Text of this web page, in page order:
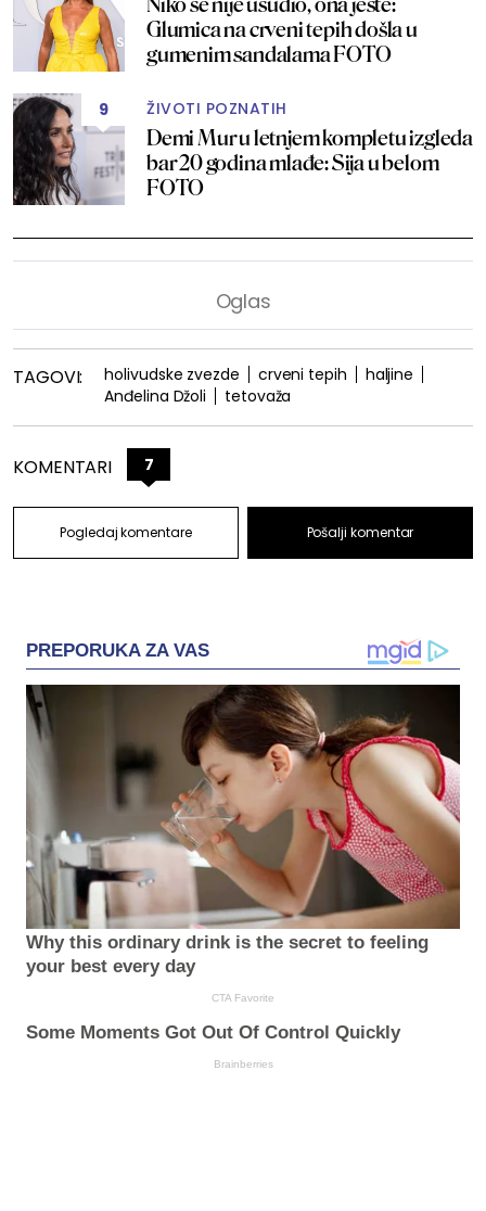
Glumica na crveni tepih došla u
gumenim sandalama FOTO
9 ŽIVOTI POZNATIH
Demi Mur u letnjem kompletu izgleda
bar 20 godina mlađe: Sija u belom
FOTO
TAGOVI: holivudske zvezde crveni tepih
haljine
Anđelina Džoli
tetovaža
KOMENTARI 7
Pogledaj komentare Pošalji komentar
PREPORUKA ZA VAS
Why this ordinary drink is the secret to feeling
your best every day
CTA Favorite
Some Moments Got Out Of Control Quickly
Brainberries